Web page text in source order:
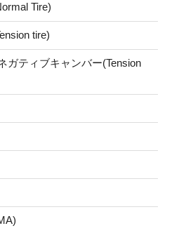
Tire)
tire)
ガティブキャンバー(Tension